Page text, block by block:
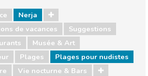
Nerja
de vacances
Suggestions
Musée & Art
Plages
Plages pour nudistes
Vie nocturne & Bars